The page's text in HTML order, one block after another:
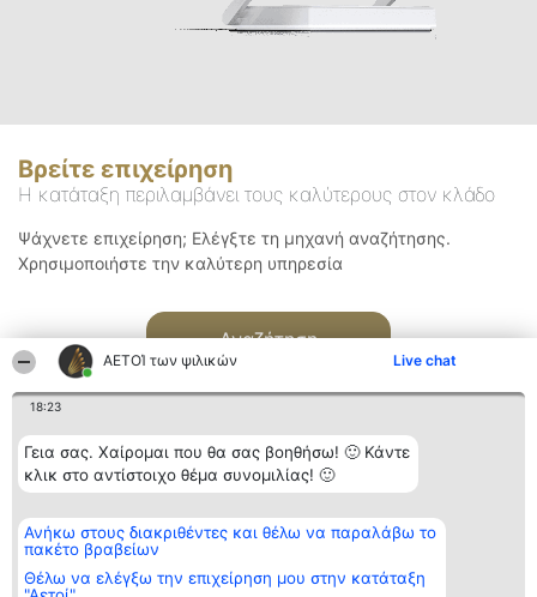
ΑΕΤΟΊ των ψιλικών Live chat
18:23
Γεια σας. Χαίρομαι που θα σας βοηθήσω! 🙂 Κάντε
κλικ στο αντίστοιχο θέμα συνομιλίας! 🙂
Ανήκω στους διακριθέντες και θέλω να παραλάβω το
πακέτο βραβείων
Θέλω να ελέγξω την επιχείρηση μου στην κατάταξη
Βρείτε επιχείρηση
Η κατάταξη περιλαμβάνει τους καλύτερους στον κλάδο
Ψάχνετε επιχείρηση; Ελέγξτε τη μηχανή αναζήτησης.
Χρησιμοποιήστε την καλύτερη υπηρεσία
Αναζήτηση
Διοργανωτής της
κατάταξης
BEAUTIFUL COMPANY
ΤΗΛ. ΕΠΙΚΟΙΝΩΝΙΑΣ:
Κατάταξη
Διακριθέντες
των
διακριθέντων
Επικοινωνία
Επικοινωνία